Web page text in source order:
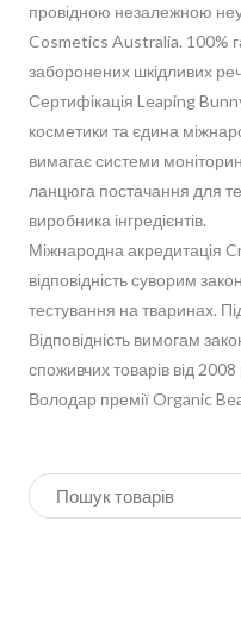
провідною незалежною
Cosmetics Australia. 100%
заборонених шкідливих
Сертифікація Leaping
косметики та єдина
вимагає системи
ланцюга постачання для
виробника інгредієнтів.
Міжнародна акредитація
відповідність суворим
тестування на тваринах.
Відповідність вимогам
споживчих товарів від
Володар премії Organic